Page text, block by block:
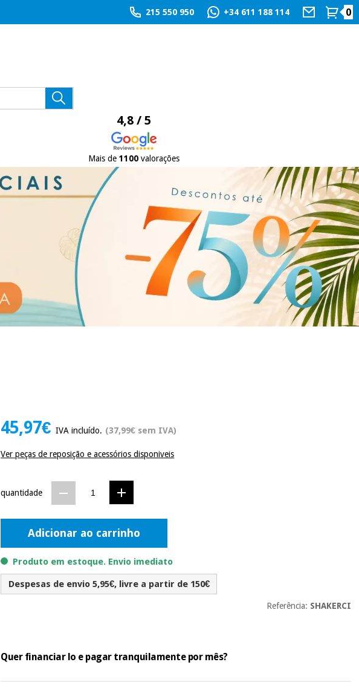
215 550 950 +34 611 188 114 0
4,8 / 5
Mais de 1100valorações
45,97€IVA incluído. (37,99€ sem IVA)
Ver peças de reposição e acessórios disponiveis
quantidade
Adicionar ao carrinho
Produto em estoque. Envio imediato
Despesas de envio 5,95€, livre a partir de 150€
Referência: SHAKERCI
Quer financiar lo e pagar tranquilamente por mês?